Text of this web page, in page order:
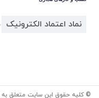
نماد اعتماد الکترونیک
© کلیه حقوق این سایت متعلق به